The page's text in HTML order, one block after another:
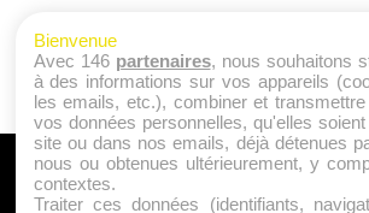
A PROPOS
Bienvenue
Avec 146 partenaires, nous souhaitons
à des informations sur vos appareils
les emails, etc.), combiner et
vos données personnelles, qu'elles
site ou dans nos emails, déjà détenues
nous ou obtenues ultérieurement, y
contextes.
Traiter ces données (identifiants,